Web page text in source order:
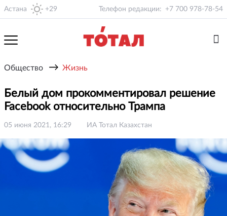
Астана +29 Телефон редакции: +7 700 978-78-54
Общество → Жизнь
Белый дом прокомментировал решение
Facebook относительно Трампа
05 июня 2021, 16:29 ИА Тотал Казахстан